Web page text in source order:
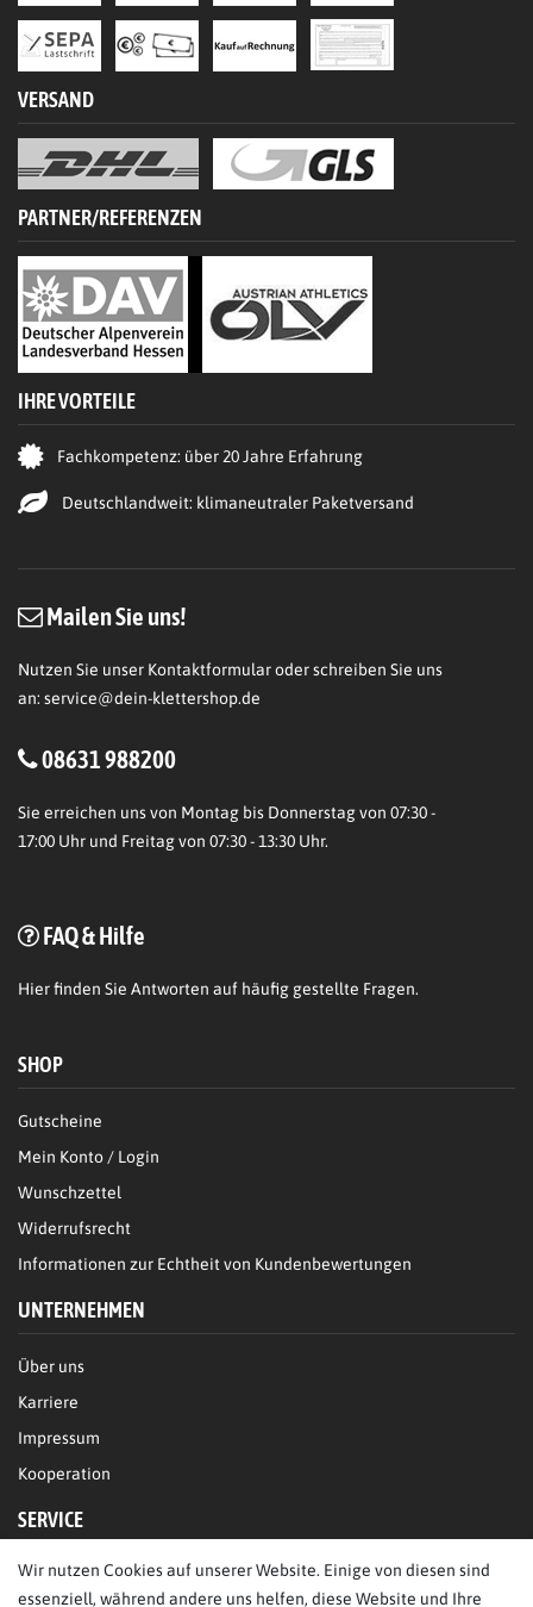
VERSAND
PARTNER/REFERENZEN
IHRE VORTEILE
Fachkompetenz: über 20 Jahre Erfahrung
Deutschlandweit: klimaneutraler Paketversand
Mailen Sie uns!
Nutzen Sie unser Kontaktformular oder schreiben Sie uns
an: service@dein-klettershop.de
08631 988200
Sie erreichen uns von Montag bis Donnerstag von 07:30 -
17:00 Uhr und Freitag von 07:30 - 13:30 Uhr.
FAQ & Hilfe
Hierfinden Sie Antworten auf häufig gestellte Fragen.
SHOP
Gutscheine
Mein Konto / Login
Wunschzettel
Widerrufsrecht
Informationen zur Echtheit von Kundenbewertungen
UNTERNEHMEN
Über uns
Karriere
Impressum
Kooperation
SERVICE
FAQ/Hilfe
Wir nutzen Cookies auf unserer Website. Einige von diesen sind
essenziell, während andere uns helfen, diese Website und Ihre